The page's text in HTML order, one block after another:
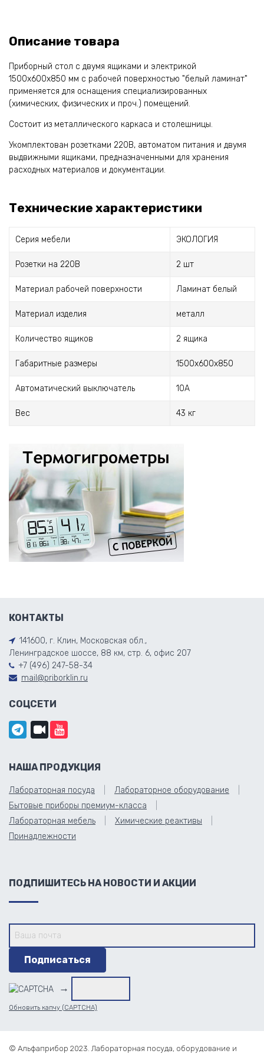
Описание товара
Приборный стол с двумя ящиками и электрикой
1500x600x850 мм с рабочей поверхностью "белый ламинат"
применяется для оснащения специализированных
(химических, физических и проч.) помещений.
Состоит из металлического каркаса и столешницы.
Укомплектован розетками 220В, автоматом питания и двумя
выдвижными ящиками, предназначенными для хранения
расходных материалов и документации.
Технические характеристики
Серия мебели ЭКОЛОГИЯ
Розетки на 220В 2 шт
Материал рабочей поверхности Ламинат белый
Материал изделия металл
Количество ящиков 2 ящика
Габаритные размеры 1500x600x850
Автоматический выключатель 10А
Вес 43 кг
КОНТАКТЫ
141600, г. Клин, Московская обл.,
Ленинградское шоссе, 88 км, стр. 6, офис 207
+7 (496) 247-58-34
mail@priborklin.ru
СОЦСЕТИ
НАША ПРОДУКЦИЯ
Лабораторная посуда
Лабораторное оборудование
Бытовые приборы премиум-класса
Лабораторная мебель
Химические реактивы
Принадлежности
ПОДПИШИТЕСЬ НА НОВОСТИ И АКЦИИ
→
Обновить капчу (CAPTCHA)
© Альфаприбор 2023. Лабораторная посуда, оборудование и